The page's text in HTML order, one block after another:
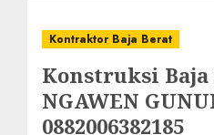
Kontraktor Baja Berat
Konstruksi Baja
NGAWEN
0882006382185